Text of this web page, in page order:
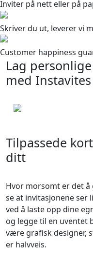
Inviter på nett eller på
Skriver du ut, leverer vi
Customer happiness
Lag
med
Tilpassede
ditt
Hvor morsomt er det
se at invitasjonene ser
ved å laste opp dine
og legge til en uventet
være grafisk designer,
er halvveis.